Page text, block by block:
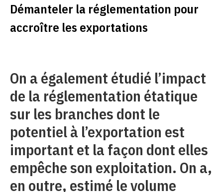
Démanteler la réglementation pour
accroître les exportations
On a également étudié l’impact
de la réglementation étatique
sur les branches dont le
potentiel à l’exportation est
important et la façon dont elles
empêche son exploitation. On a,
en outre, estimé le volume